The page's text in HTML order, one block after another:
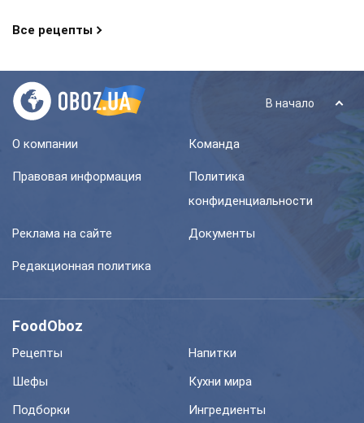
Все рецепты
В начало
О компании Команда
Правовая информация
Политика
конфиденциальности
Реклама на сайте Документы
Редакционная политика
FoodOboz
Рецепты
Напитки
Шефы
Кухни мира
Подборки
Ингредиенты